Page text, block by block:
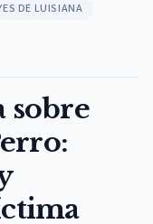
DE LUISIANA
sobre